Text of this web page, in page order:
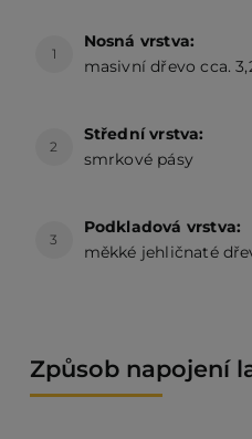
1
Nosná vrstva:
masivní dřevo cca.
2
Střední vrstva:
smrkové pásy
3
Podkladová vrstva:
měkké jehličnaté
Způsob napojení